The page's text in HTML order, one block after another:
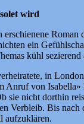
wird
erschienene
ein
kühl
in
Anruf von
sie nicht dorthin
Verbleib. Bis nach
aufzuklären.